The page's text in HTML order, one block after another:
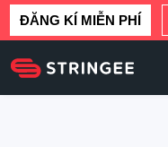
ĐĂNG KÍ MIỄN PHÍ